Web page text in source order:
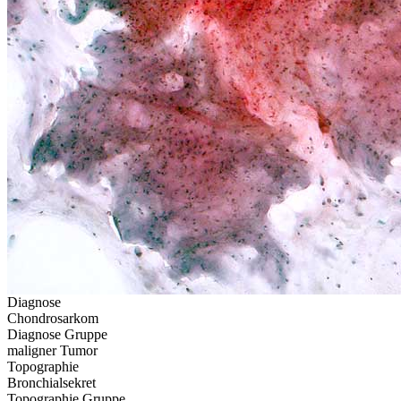
Diagnose
Chondrosarkom
Diagnose Gruppe
maligner Tumor
Topographie
Bronchialsekret